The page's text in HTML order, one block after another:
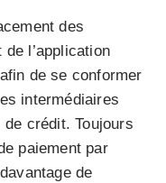
des
l’application
de se conformer
intermédiaires
crédit. Toujours
paiement par
de